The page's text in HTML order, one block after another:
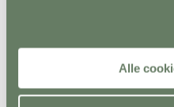
Alle
Voerkamer
Terug
Voeropslag